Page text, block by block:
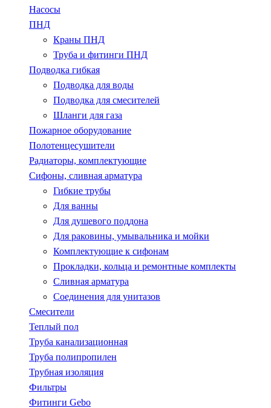
Насосы
ПНД
Краны ПНД
Труба и фитинги ПНД
Подводка гибкая
Подводка для воды
Подводка для смесителей
Шланги для газа
Пожарное оборудование
Полотенцесушители
Радиаторы, комплектующие
Сифоны, сливная арматура
Гибкие трубы
Для ванны
Для душевого поддона
Для раковины, умывальника и мойки
Комплектующие к сифонам
Прокладки, кольца и ремонтные комплекты
Сливная арматура
Соединения для унитазов
Смесители
Теплый пол
Труба канализационная
Труба полипропилен
Трубная изоляция
Фильтры
Фитинги Gebo